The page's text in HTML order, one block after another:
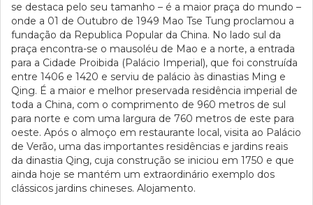
se destaca pelo seu tamanho – é a maior praça do mundo –
onde a 01 de Outubro de 1949 Mao Tse Tung proclamou a
fundação da Republica Popular da China. No lado sul da
praça encontra-se o mausoléu de Mao e a norte, a entrada
para a Cidade Proibida (Palácio Imperial), que foi construída
entre 1406 e 1420 e serviu de palácio às dinastias Ming e
Qing. É a maior e melhor preservada residência imperial de
toda a China, com o comprimento de 960 metros de sul
para norte e com uma largura de 760 metros de este para
oeste. Após o almoço em restaurante local, visita ao Palácio
de Verão, uma das importantes residências e jardins reais
da dinastia Qing, cuja construção se iniciou em 1750 e que
ainda hoje se mantém um extraordinário exemplo dos
clássicos jardins chineses. Alojamento.